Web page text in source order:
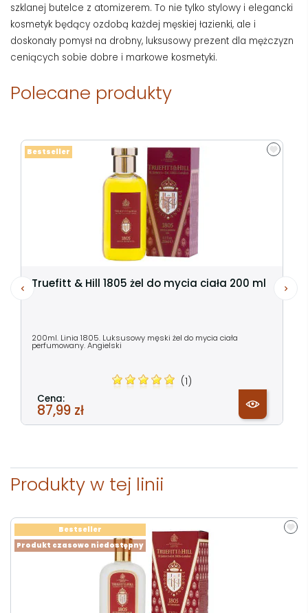
szklanej butelce z atomizerem. To nie tylko stylowy i elegancki
kosmetyk będący ozdobą każdej męskiej łazienki, ale i
doskonały pomysł na drobny, luksusowy prezent dla mężczyzn
ceniących sobie dobre i markowe kosmetyki.
Polecane produkty
Truefitt & Hill 1805 żel do mycia ciała 200 ml
200ml. Linia 1805. Luksusowy męski żel do mycia ciała
perfumowany. Angielski
(1)
Cena:
87,99 zł
Bestseller
Produkty w tej linii
Produkt czasowo niedostępny
Bestseller